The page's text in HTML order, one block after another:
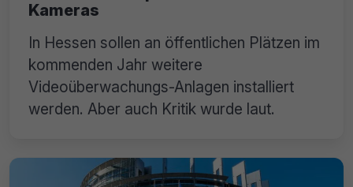
Kameras
In Hessen sollen an öffentlichen Plätzen im
kommenden Jahr weitere
Videoüberwachungs-Anlagen installiert
werden. Aber auch Kritik wurde laut.